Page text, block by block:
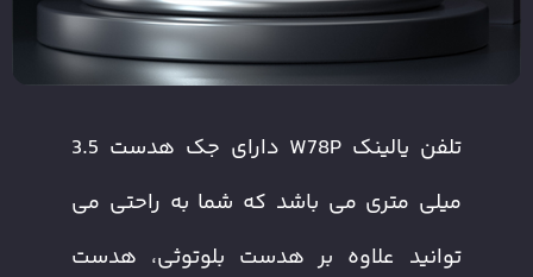
تلفن یالینک W78P دارای جک هدست 3.5
میلی متری می باشد که شما به راحتی می
توانید علاوه بر هدست بلوتوثی، هدست